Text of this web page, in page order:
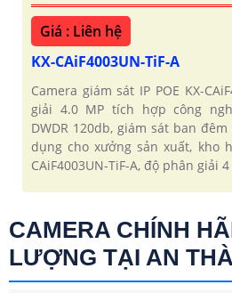
Giá : Liên hệ
KX-CAiF4003UN-TiF-A
Camera giám sát IP POE KX-
giải 4.0 MP tích hợp công
DWDR 120db, giám sát ban
dụng cho xưởng sản xuất, kho
CAiF4003UN-TiF-A, độ phân giải 4
CAMERA CHÍNH
LƯỢNG TẠI AN